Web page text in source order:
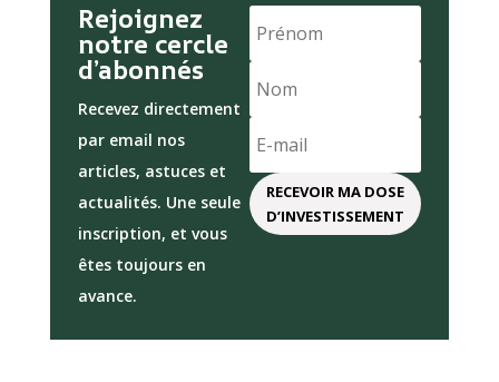
Rejoignez
notre cercle
d’abonnés
Recevez directement
par email nos
articles, astuces et
actualités. Une seule
inscription, et vous
êtes toujours en
avance.
RECEVOIR MA DOSE
D’INVESTISSEMENT